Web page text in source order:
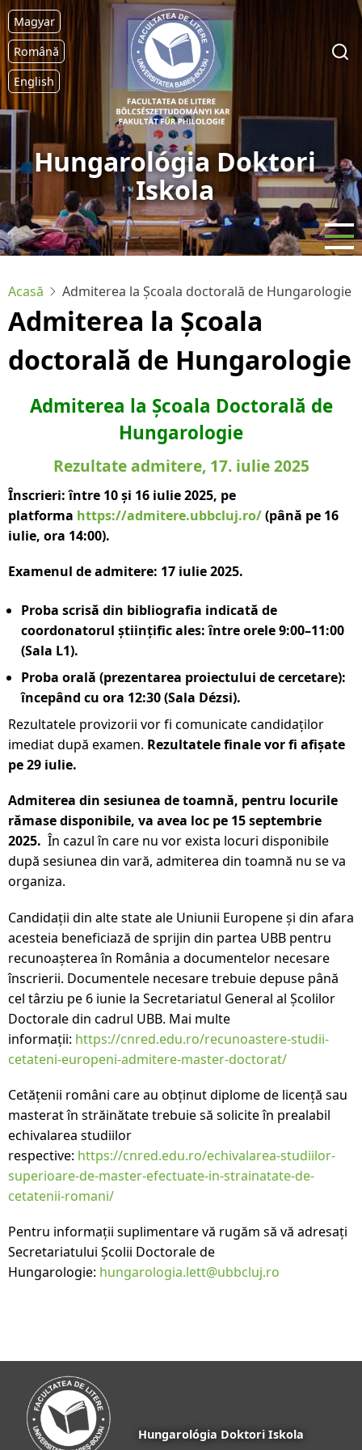
Sari
la
conținutul
principal
Magyar
Română
English
Hungarológia Doktori
Iskola
Acasă Admiterea la Școala doctorală de Hungarologie
Admiterea la Școala
doctorală de Hungarologie
Admiterea la Școala Doctorală de
Hungarologie
Rezultate admitere, 17. iulie 2025
Înscrieri: între 10 și 16 iulie 2025, pe
platforma https://admitere.ubbcluj.ro/(până pe 16
iulie, ora 14:00).
Examenul de admitere: 17 iulie 2025.
Proba scrisă din bibliografia indicată de
coordonatorul științific ales: între orele 9:00–11:00
(Sala L1).
Proba orală (prezentarea proiectului de cercetare):
începând cu ora 12:30 (Sala Dézsi).
Rezultatele provizorii vor fi comunicate candidaților
imediat după examen. Rezultatele finale vor fi afișate
pe 29 iulie.
Admiterea din sesiunea de toamnă, pentru locurile
rămase disponibile, va avea loc pe 15 septembrie
2025. În cazul în care nu vor exista locuri disponibile
după sesiunea din vară, admiterea din toamnă nu se va
organiza.
Candidații din alte state ale Uniunii Europene și din afara
acesteia beneficiază de sprijin din partea UBB pentru
recunoașterea în România a documentelor necesare
înscrierii. Documentele necesare trebuie depuse până
cel târziu pe 6 iunie la Secretariatul General al Școlilor
Doctorale din cadrul UBB. Mai multe
informații: https://cnred.edu.ro/recunoastere-studii-
cetateni-europeni-admitere-master-doctorat/
Cetățenii români care au obținut diplome de licență sau
masterat în străinătate trebuie să solicite în prealabil
echivalarea studiilor
respective: https://cnred.edu.ro/echivalarea-studiilor-
superioare-de-master-efectuate-in-strainatate-de-
cetatenii-romani/
Pentru informații suplimentare vă rugăm să vă adresați
Secretariatului Școlii Doctorale de
Hungarologie: hungarologia.lett@ubbcluj.ro
Hungarológia Doktori Iskola